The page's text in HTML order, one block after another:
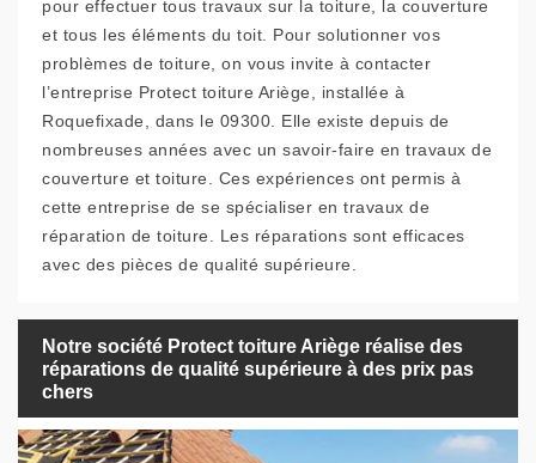
pour effectuer tous travaux sur la toiture, la couverture
et tous les éléments du toit. Pour solutionner vos
problèmes de toiture, on vous invite à contacter
l’entreprise Protect toiture Ariège, installée à
Roquefixade, dans le 09300. Elle existe depuis de
nombreuses années avec un savoir-faire en travaux de
couverture et toiture. Ces expériences ont permis à
cette entreprise de se spécialiser en travaux de
réparation de toiture. Les réparations sont efficaces
avec des pièces de qualité supérieure.
Notre société Protect toiture Ariège réalise des
réparations de qualité supérieure à des prix pas
chers